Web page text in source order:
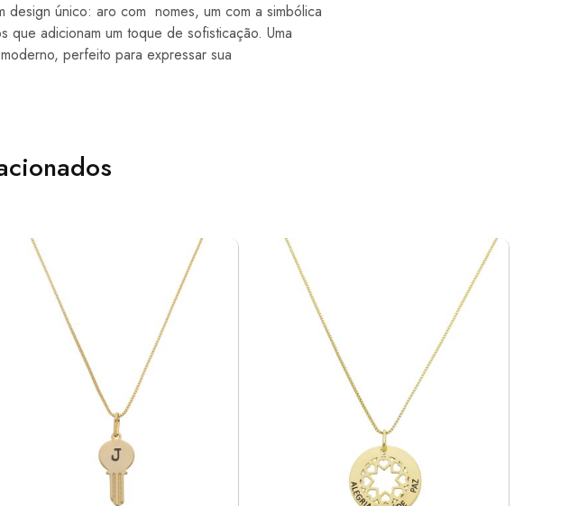
único: aro com nomes, um com a simbólica
adicionam um toque de sofisticação. Uma
perfeito para expressar sua